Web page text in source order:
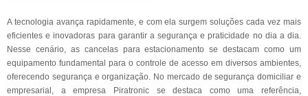
A tecnologia avança rapidamente, e com ela surgem soluções cada vez mais
eficientes e inovadoras para garantir a segurança e praticidade no dia a dia.
Nesse cenário, as cancelas para estacionamento se destacam como um
equipamento fundamental para o controle de acesso em diversos ambientes,
oferecendo segurança e organização. No mercado de segurança domiciliar e
empresarial, a empresa Piratronic se destaca como uma referência,